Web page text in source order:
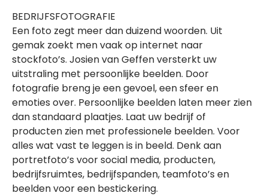
BEDRIJFSFOTOGRAFIE
Een foto zegt meer dan duizend woorden. Uit
gemak zoekt men vaak op internet naar
stockfoto’s. Josien van Geffen versterkt uw
uitstraling met persoonlijke beelden. Door
fotografie breng je een gevoel, een sfeer en
emoties over. Persoonlijke beelden laten meer zien
dan standaard plaatjes. Laat uw bedrijf of
producten zien met professionele beelden. Voor
alles wat vast te leggen is in beeld. Denk aan
portretfoto’s voor social media, producten,
bedrijfsruimtes, bedrijfspanden, teamfoto’s en
beelden voor een bestickering.